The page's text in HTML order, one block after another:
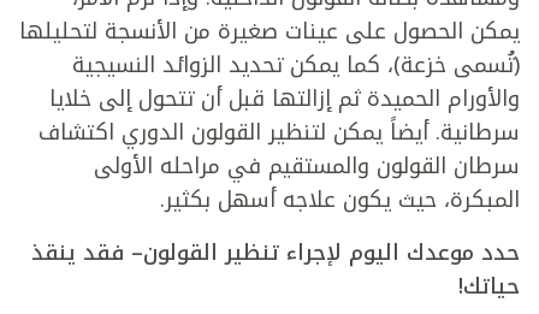
يمكن الحصول على عينات صغيرة من الأنسجة لتحليلها
(تُسمى خزعة)، كما يمكن تحديد الزوائد النسيجية
والأورام الحميدة ثم إزالتها قبل أن تتحول إلى خلايا
سرطانية. أيضاً يمكن لتنظير القولون الدوري اكتشاف
سرطان القولون والمستقيم في مراحله الأولى
المبكرة، حيث يكون علاجه أسهل بكثير.
حدد موعدك اليوم لإجراء تنظير القولون– فقد ينقذ
حياتك!